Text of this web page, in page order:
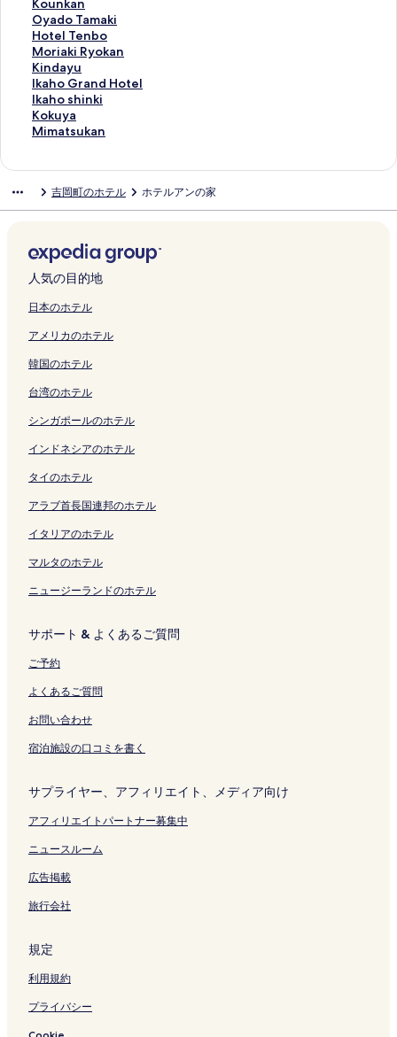
開
く
リ
ン
ク
l
l
s
の
ペ
ー
ジ
を
ン
ク
i
の
ペ
ー
ジ
を
開
く
e
b
a
s
h
i
A
k
の
ペ
を
開
く
リ
ク
d
s
P
a
r
a
d
i
ペ
ー
開
く
リ
ン
a
n
の
ペ
ー
ジ
を
開
ク
i
の
ペ
ー
ジ
を
開
く
L
E
の
ペ
ー
ジ
を
開
ク
i
l
e
の
ペ
ー
ジ
を
ン
ク
t
e
I
n
n
S
h
i
w
ペ
ー
ジ
を
く
ン
ク
2
-
3
T
a
k
a
s
の
ペ
を
開
く
リ
ク
h
i
の
ペ
ー
ジ
を
開
ク
m
o
t
o
r
o
の
ペ
開
く
ク
a
n
P
i
n
o
n
の
を
開
ン
ク
h
i
n
n
o
s
a
t
i
n
o
の
ペ
ジ
開
く
リ
ン
u
k
a
g
o
s
h
i
i
i
b
e
ペ
ジ
を
開
く
ン
Kounkan
o
u
n
k
a
n
の
ペ
開
く
ク
Oyado Tamaki
O
y
a
d
o
T
a
m
の
ペ
を
開
く
リ
ク
Hotel Tenbo
H
o
t
e
l
T
e
の
ペ
を
開
く
リ
ク
Moriaki Ryokan
M
o
r
i
a
k
k
の
ペ
ー
ジ
開
リ
ン
ク
Kindayu
K
i
n
d
a
ペ
ー
開
く
リ
ン
Ikaho Grand Hotel
I
k
a
h
n
o
t
l
ペ
ジ
を
開
く
ン
Ikaho shinki
I
k
a
i
i
の
ペ
ー
を
く
リ
ン
ク
Kokuya
K
o
の
ジ
を
開
く
ン
Mimatsukan
M
s
a
n
の
ペ
ジ
開
く
リ
ン
吉岡町のホテル ホテルアンの家
人気の目的地
日本のホテル
アメリカのホテル
韓国のホテル
台湾のホテル
シンガポールのホテル
インドネシアのホテル
タイのホテル
アラブ首長国連邦のホテル
イタリアのホテル
マルタのホテル
ニュージーランドのホテル
サポート & よくあるご質問
ご予約
よくあるご質問
お問い合わせ
宿泊施設の口コミを書く
サプライヤー、アフィリエイト、メディア向け
アフィリエイトパートナー募集中
ニュースルーム
広告掲載
旅行会社
規定
利用規約
プライバシー